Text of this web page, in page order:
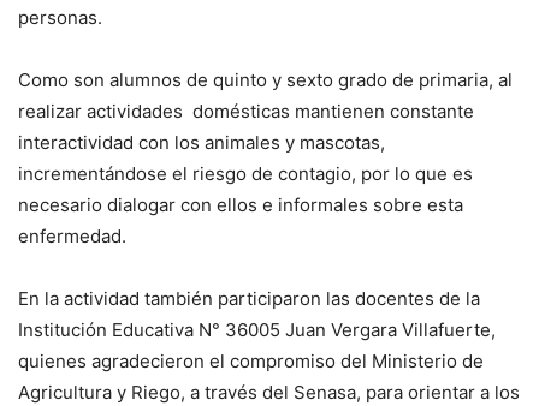
personas.
Como son alumnos de quinto y sexto grado de primaria, al
realizar actividades domésticas mantienen constante
interactividad con los animales y mascotas,
incrementándose el riesgo de contagio, por lo que es
necesario dialogar con ellos e informales sobre esta
enfermedad.
En la actividad también participaron las docentes de la
Institución Educativa N° 36005 Juan Vergara Villafuerte,
quienes agradecieron el compromiso del Ministerio de
Agricultura y Riego, a través del Senasa, para orientar a los